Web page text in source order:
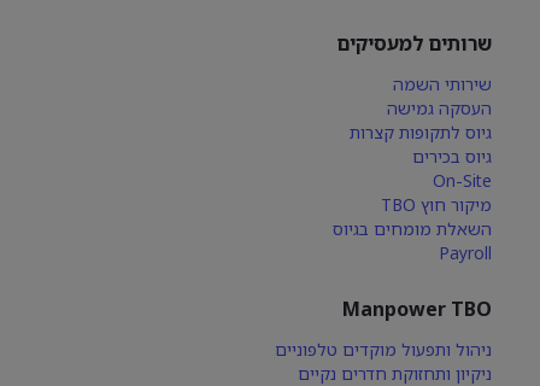
שרותים למעסיקים
שירותי השמה
העסקה גמישה
גיוס לתקופות קצרות
גיוס בכירים
On-Site
מיקור חוץ TBO
השאלת מומחים בגיוס
Payroll
Manpower TBO
ניהול ותפעול מוקדים טלפוניים
ניקיון ותחזוקת חדרים נקיים